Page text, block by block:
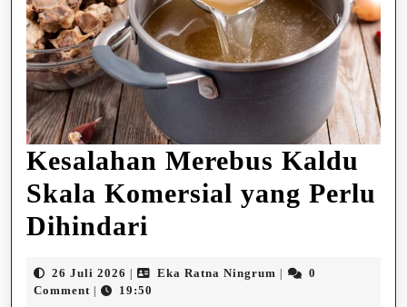
Kesalahan Merebus Kaldu
Skala Komersial yang Perlu
Dihindari
Kaldu
26 Juli 2026 26
Juli
Eka Ratna Ningrum Eka
0
Comment
19:50